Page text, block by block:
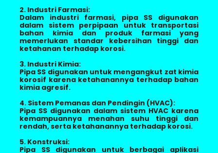
2. Industri Farmasi:
Dalam industri farmasi, pipa SS digunakan
dalam sistem perpipaan untuk transportasi
bahan kimia dan produk farmasi yang
memerlukan standar kebersihan tinggi dan
ketahanan terhadap korosi.
3. Industri Kimia:
Pipa SS digunakan untuk mengangkut zat kimia
korosif karena ketahanannya terhadap bahan
kimia agresif.
4. Sistem Pemanas dan Pendingin (HVAC):
Pipa SS digunakan dalam sistem HVAC karena
kemampuannya menahan suhu tinggi dan
rendah, serta ketahanannya terhadap korosi.
5. Konstruksi:
Pipa SS digunakan untuk berbagai aplikasi